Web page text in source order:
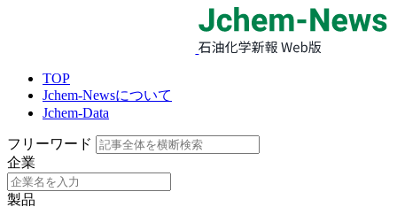
TOP
Jchem-Newsについて
Jchem-Data
フリーワード
企業
製品